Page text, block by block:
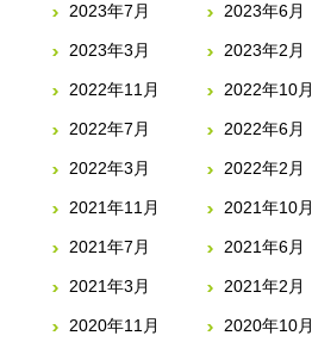
2023年7月 2023年6月
2023年3月 2023年2月
2022年11月 2022年10月
2022年7月 2022年6月
2022年3月 2022年2月
2021年11月 2021年10月
2021年7月 2021年6月
2021年3月 2021年2月
2020年11月 2020年10月